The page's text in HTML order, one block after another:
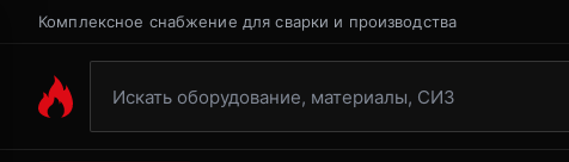
Комплексное снабжение для сварки и производства